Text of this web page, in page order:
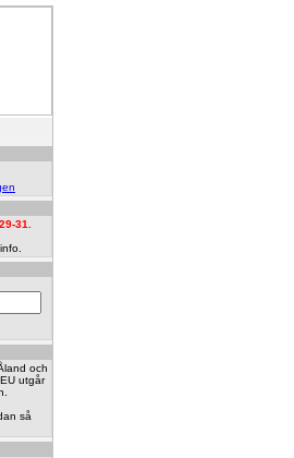
31.
och
utgår
så